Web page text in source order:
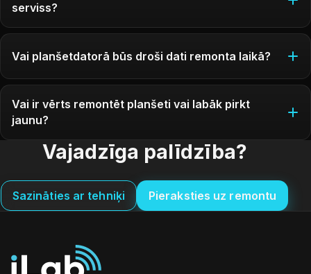
serviss?
Vai planšetdatorā būs droši dati remonta laikā?
Vai ir vērts remontēt planšeti vai labāk pirkt
jaunu?
Vajadzīga palīdzība?
Sazināties ar tehniķi Pieraksties uz remontu